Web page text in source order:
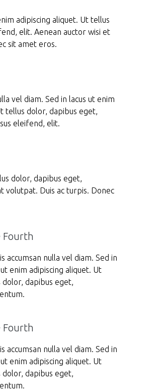
adipiscing aliquet. Ut tellus
elit. Aenean auctor wisi et
sit amet eros.
vel diam. Sed in lacus ut enim
tellus dolor, dapibus eget,
eleifend, elit.
dolor, dapibus eget,
volutpat. Duis ac turpis. Donec
Fourth
accumsan nulla vel diam. Sed in
enim adipiscing aliquet. Ut
dolor, dapibus eget,
Fourth
accumsan nulla vel diam. Sed in
enim adipiscing aliquet. Ut
dolor, dapibus eget,